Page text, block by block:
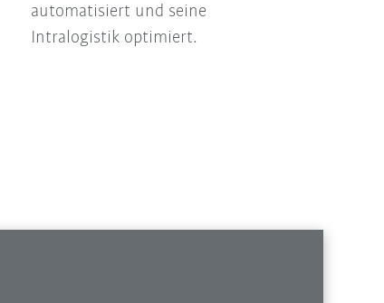
automatisiert und seine
Intralogistik optimiert.